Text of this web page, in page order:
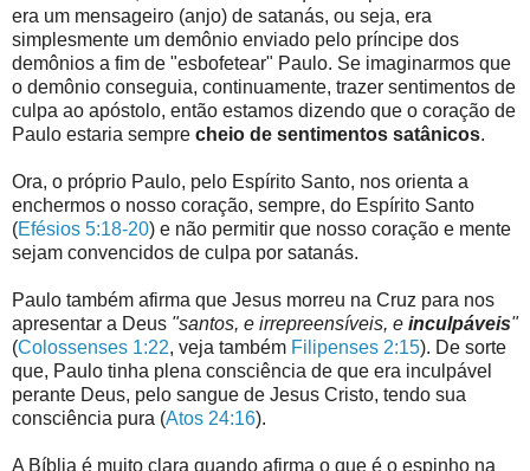
era um mensageiro (anjo) de satanás, ou seja, era
simplesmente um demônio enviado pelo príncipe dos
demônios a fim de "esbofetear" Paulo. Se imaginarmos que
o demônio conseguia, continuamente, trazer sentimentos de
culpa ao apóstolo, então estamos dizendo que o coração de
Paulo estaria sempre cheio de sentimentos satânicos.
Ora, o próprio Paulo, pelo Espírito Santo, nos orienta a
enchermos o nosso coração, sempre, do Espírito Santo
(Efésios 5:18-20) e não permitir que nosso coração e mente
sejam convencidos de culpa por satanás.
Paulo também afirma que Jesus morreu na Cruz para nos
apresentar a Deus "santos, e irrepreensíveis, e inculpáveis"
(Colossenses 1:22, veja também Filipenses 2:15). De sorte
que, Paulo tinha plena consciência de que era inculpável
perante Deus, pelo sangue de Jesus Cristo, tendo sua
consciência pura (Atos 24:16).
A Bíblia é muito clara quando afirma o que é o espinho na